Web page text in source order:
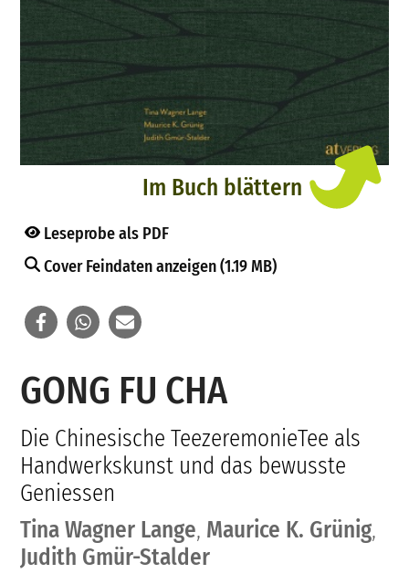
Im Buch blättern
Leseprobe als PDF
Cover Feindaten anzeigen (1.19 MB)
GONG FU CHA
Die Chinesische TeezeremonieTee als
Handwerkskunst und das bewusste
Geniessen
Tina Wagner Lange, Maurice K. Grünig,
Judith Gmür-Stalder